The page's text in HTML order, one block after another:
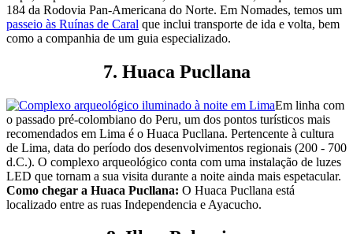
184 da Rodovia Pan-Americana do Norte. Em Nomades, temos um
passeio às Ruínas de Caral que inclui transporte de ida e volta, bem
como a companhia de um guia especializado.
7. Huaca Pucllana
Em linha com
o passado pré-colombiano do Peru, um dos pontos turísticos mais
recomendados em Lima é o Huaca Pucllana. Pertencente à cultura
de Lima, data do período dos desenvolvimentos regionais (200 - 700
d.C.). O complexo arqueológico conta com uma instalação de luzes
LED que tornam a sua visita durante a noite ainda mais espetacular.
Como chegar a Huaca Pucllana: O Huaca Pucllana está
localizado entre as ruas Independencia e Ayacucho.